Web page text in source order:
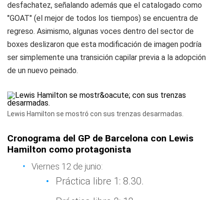
desfachatez, señalando además que el catalogado como
"GOAT" (el mejor de todos los tiempos) se encuentra de
regreso. Asimismo, algunas voces dentro del sector de
boxes deslizaron que esta modificación de imagen podría
ser simplemente una transición capilar previa a la adopción
de un nuevo peinado.
Lewis Hamilton se mostró con sus trenzas desarmadas.
Cronograma del GP de Barcelona con Lewis
Hamilton como protagonista
Viernes 12 de junio:
Práctica libre 1: 8.30.